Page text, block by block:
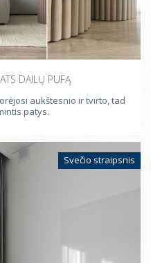
DAILŲ PUFĄ
aukštesnio ir tvirto, tad
patys.
Svečio straipsnis